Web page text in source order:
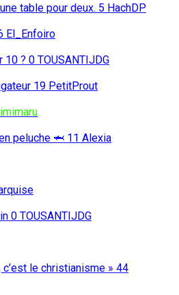
table pour deux. 5 HachDP
El_Enfoiro
10 ? 0 TOUSANTIJDG
19 PetitProut
peluche 🦈 11 Alexia
0 TOUSANTIJDG
c’est le christianisme » 44